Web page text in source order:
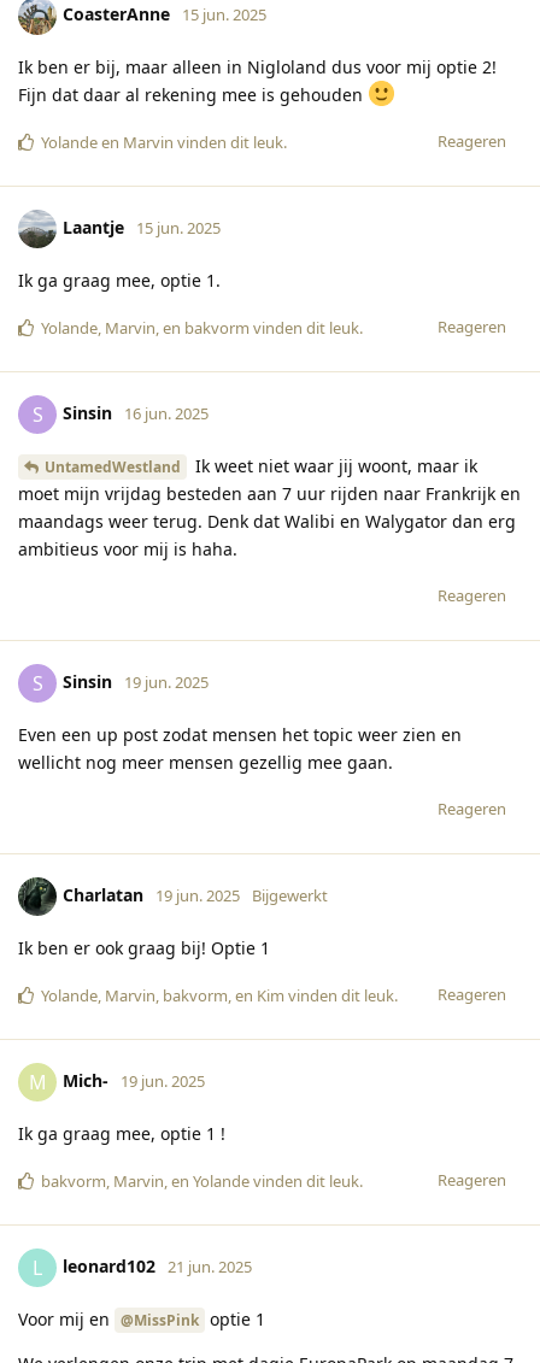
CoasterAnne 15 jun. 2025
Ik ben er bij, maar alleen in Nigloland dus voor mij optie 2!
Fijn dat daar al rekening mee is gehouden
Reageren
Yolandeen Marvin vinden dit leuk.
Laantje 15 jun. 2025
Ik ga graag mee, optie 1.
Reageren
Yolande, Marvin, en bakvorm vinden dit leuk.
S Sinsin 16 jun. 2025
UntamedWestland
Ik weet niet waar jij woont, maar ik
moet mijn vrijdag besteden aan 7 uur rijden naar Frankrijk en
maandags weer terug. Denk dat Walibi en Walygator dan erg
ambitieus voor mij is haha.
Reageren
S Sinsin 19 jun. 2025
Even een up post zodat mensen het topic weer zien en
wellicht nog meer mensen gezellig mee gaan.
Reageren
Charlatan 19 jun. 2025 Bijgewerkt
Ik ben er ook graag bij! Optie 1
Reageren
Yolande, Marvin, bakvorm, en Kim vinden dit leuk.
M Mich- 19 jun. 2025
Ik ga graag mee, optie 1 !
Reageren
bakvorm, Marvin, en Yolandevinden dit leuk.
L leonard102 21 jun. 2025
Voor mij en @MissPink optie 1